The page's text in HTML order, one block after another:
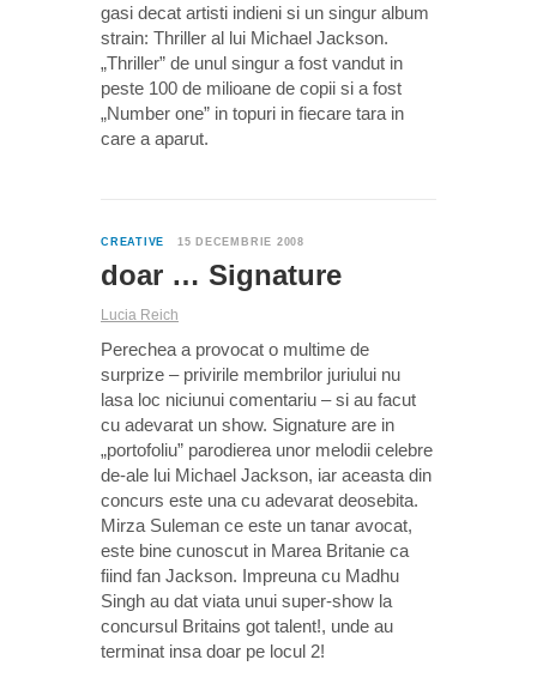
gasi decat artisti indieni si un singur album
strain: Thriller al lui Michael Jackson.
„Thriller” de unul singur a fost vandut in
peste 100 de milioane de copii si a fost
„Number one” in topuri in fiecare tara in
care a aparut.
CREATIVE 15 DECEMBRIE 2008
doar … Signature
Lucia Reich
Perechea a provocat o multime de
surprize – privirile membrilor juriului nu
lasa loc niciunui comentariu – si au facut
cu adevarat un show. Signature are in
„portofoliu” parodierea unor melodii celebre
de-ale lui Michael Jackson, iar aceasta din
concurs este una cu adevarat deosebita.
Mirza Suleman ce este un tanar avocat,
este bine cunoscut in Marea Britanie ca
fiind fan Jackson. Impreuna cu Madhu
Singh au dat viata unui super-show la
concursul Britains got talent!, unde au
terminat insa doar pe locul 2!